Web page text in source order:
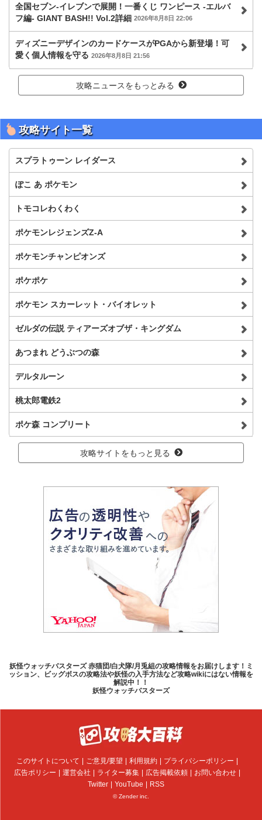
全国セブン‐イレブンで展開！一番くじ ワンピース -エルバ
フ編- GIANT BASH!! Vol.2詳細 2026年8月8日 22:06
ディズニーデザインのカードケースがPGAから新登場！可
愛く個人情報を守る 2026年8月8日 21:56
攻略ニュースをもっとみる
攻略サイト一覧
スプラトゥーン レイダース
ぽこ あ ポケモン
トモコレわくわく
ポケモンレジェンズZ-A
ポケモンチャンピオンズ
ポケポケ
ポケモン スカーレット・バイオレット
ゼルダの伝説 ティアーズオブザ・キングダム
あつまれ どうぶつの森
デルタルーン
桃太郎電鉄2
ポケ森 コンプリート
攻略サイトをもっと見る
妖怪ウォッチバスターズ 赤猫団/白犬隊/月兎組の攻略情報をお届けします！ミ
ッション、ビッグボスの攻略法や妖怪の入手方法など攻略wikiにはない情報を
解説中！！
妖怪ウォッチバスターズ
このサイトについて ご意見/要望 利用規約
プライバシーポリシー
広告ポリシー
運営会社 ライター募集 広告掲載依頼
お問い合わせ
Twitter
YouTube RSS
© Zender inc.